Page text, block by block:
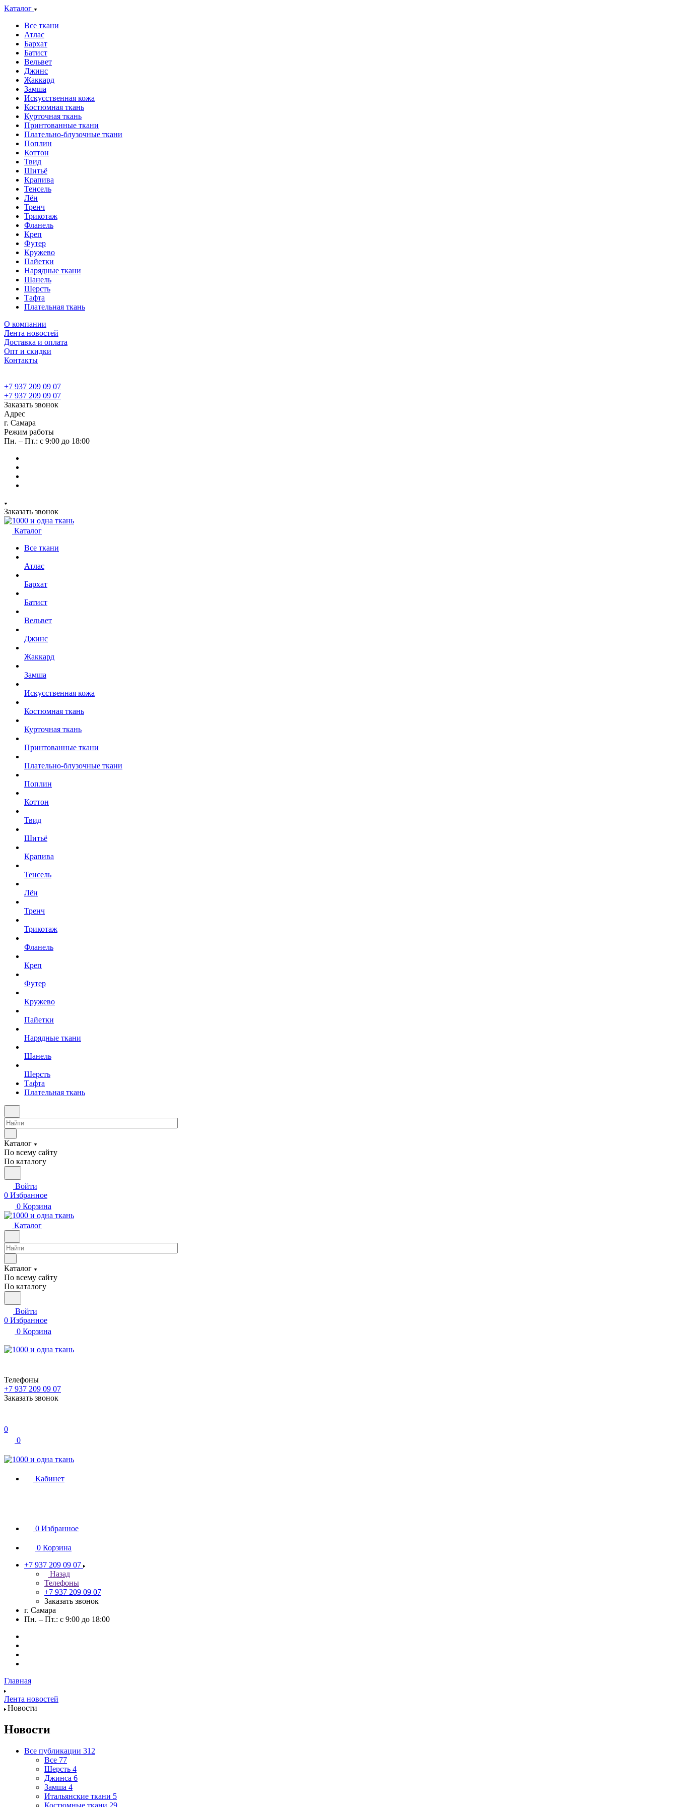
Каталог
Все ткани
Атлас
Бархат
Батист
Вельвет
Джинс
Жаккард
Замша
Искусственная кожа
Костюмная ткань
Курточная ткань
Принтованные ткани
Плательно-блузочные ткани
Поплин
Коттон
Твид
Шитьё
Крапива
Тенсель
Лён
Тренч
Трикотаж
Фланель
Креп
Футер
Кружево
Пайетки
Нарядные ткани
Шанель
Шерсть
Тафта
Плательная ткань
О компании
Лента новостей
Доставка и оплата
Опт и скидки
Контакты
+7 937 209 09 07
+7 937 209 09 07
Заказать звонок
Адрес
г. Самара
Режим работы
Пн. – Пт.: с 9:00 до 18:00
Заказать звонок
Каталог
Все ткани
Атлас
Бархат
Батист
Вельвет
Джинс
Жаккард
Замша
Искусственная кожа
Костюмная ткань
Курточная ткань
Принтованные ткани
Плательно-блузочные ткани
Поплин
Коттон
Твид
Шитьё
Крапива
Тенсель
Лён
Тренч
Трикотаж
Фланель
Креп
Футер
Кружево
Пайетки
Нарядные ткани
Шанель
Шерсть
Тафта
Плательная ткань
Каталог
По всему сайту
По каталогу
Войти
0 Избранное
0 Корзина
Каталог
Каталог
По всему сайту
По каталогу
Войти
0 Избранное
0 Корзина
Телефоны
+7 937 209 09 07
Заказать звонок
0
0
Кабинет
0 Избранное
0 Корзина
+7 937 209 09 07
Назад
Телефоны
+7 937 209 09 07
Заказать звонок
г. Самара
Пн. – Пт.: с 9:00 до 18:00
Главная
Лента новостей
Новости
Новости
Все публикации 312
Все 77
Шерсть 4
Джинса 6
Замша 4
Итальянские ткани 5
Костюмные ткани 29